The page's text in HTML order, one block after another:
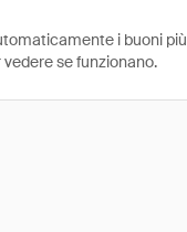
i buoni
se funzionano.